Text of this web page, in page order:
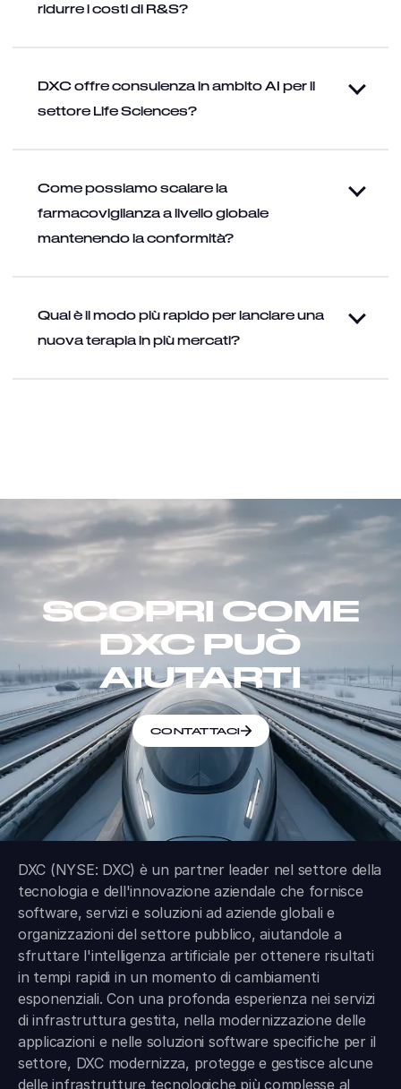
ridurre i costi di R&S?
DXC offre consulenza in ambito AI per il
settore Life Sciences?
Come possiamo scalare la
farmacovigilanza a livello globale
mantenendo la conformità?
Qual è il modo più rapido per lanciare una
nuova terapia in più mercati?
SCOPRI COME
DXC PUÒ
AIUTARTI
CONTATTACI
DXC (NYSE: DXC) è un partner leader nel settore della
tecnologia e dell'innovazione aziendale che fornisce
software, servizi e soluzioni ad aziende globali e
organizzazioni del settore pubblico, aiutandole a
sfruttare l'intelligenza artificiale per ottenere risultati
in tempi rapidi in un momento di cambiamenti
esponenziali. Con una profonda esperienza nei servizi
di infrastruttura gestita, nella modernizzazione delle
applicazioni e nelle soluzioni software specifiche per il
settore, DXC modernizza, protegge e gestisce alcune
delle infrastrutture tecnologiche più complesse al